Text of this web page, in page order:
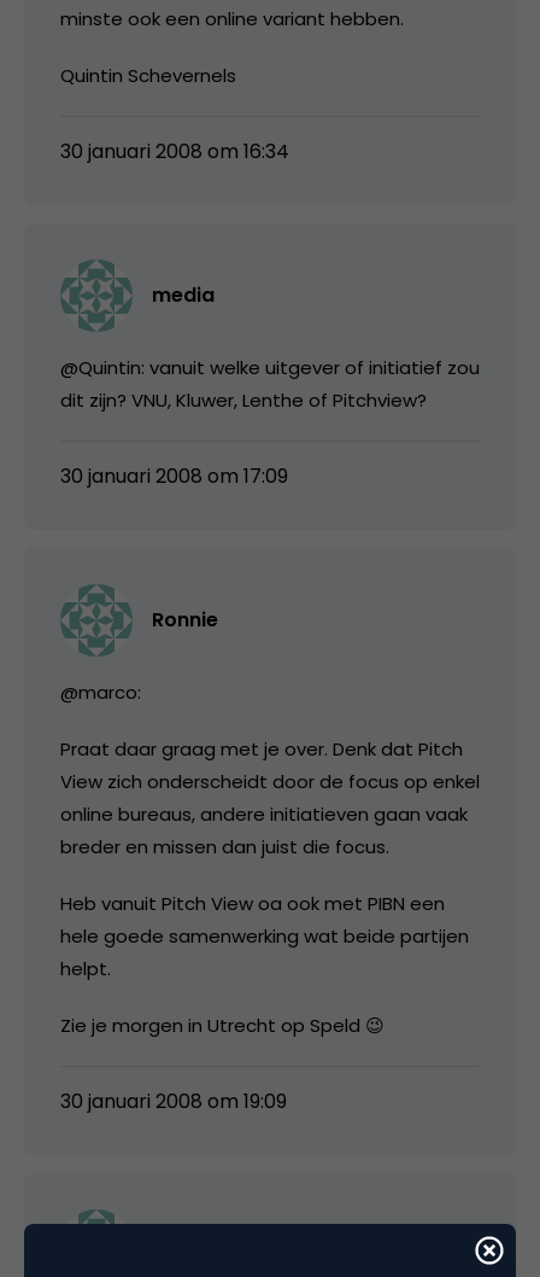
minste ook een online variant hebben.
Quintin Schevernels
30 januari 2008 om 16:34
media
@Quintin: vanuit welke uitgever of initiatief zou
dit zijn? VNU, Kluwer, Lenthe of Pitchview?
30 januari 2008 om 17:09
Ronnie
@marco:
Praat daar graag met je over. Denk dat Pitch
View zich onderscheidt door de focus op enkel
online bureaus, andere initiatieven gaan vaak
breder en missen dan juist die focus.
Heb vanuit Pitch View oa ook met PIBN een
hele goede samenwerking wat beide partijen
helpt.
Zie je morgen in Utrecht op Speld 😉
30 januari 2008 om 19:09